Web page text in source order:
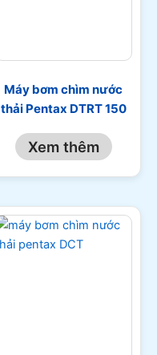
Máy bơm chìm nước
thải Pentax DTRT 150
Xem thêm